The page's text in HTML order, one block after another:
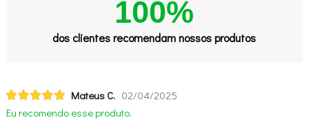
100%
dos clientes recomendam nossos produtos
Mateus C. 02/04/2025
Eu recomendo esse produto.